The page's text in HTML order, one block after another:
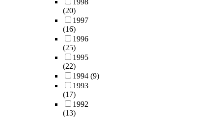
1998
(20)
1997
(16)
1996
(25)
1995
(22)
1994 (9)
1993
(17)
1992
(13)